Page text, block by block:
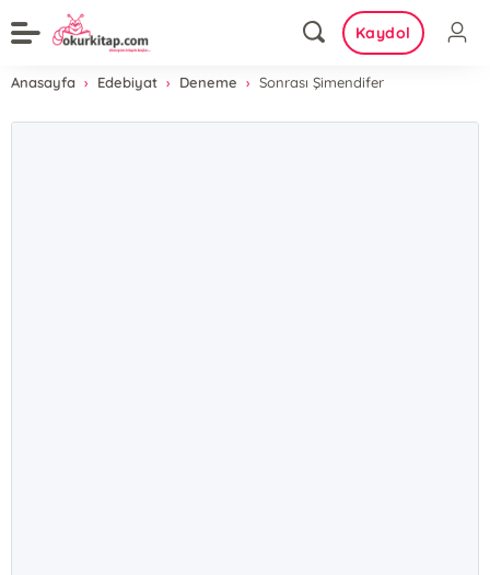
Kaydol
Anasayfa Edebiyat Deneme Sonrası Şimendifer